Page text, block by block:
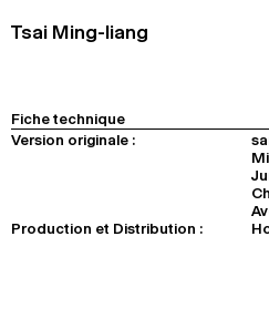
RECHERCHE
Tsai Ming-liang
Fiche technique
Version originale :
Production et Distribution :